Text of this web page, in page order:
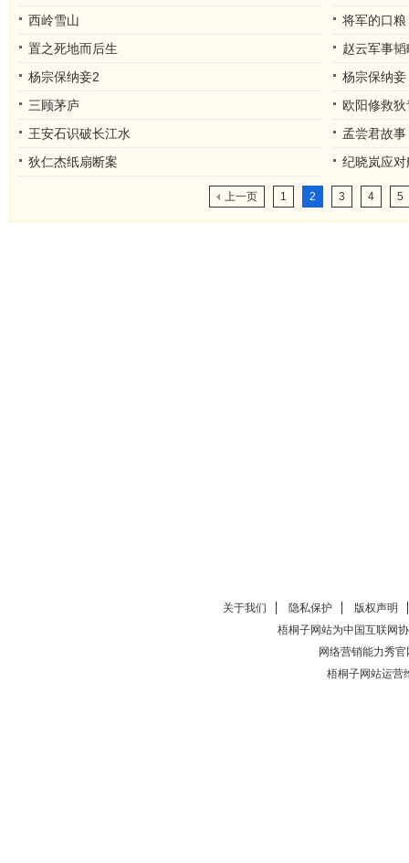
西岭雪山
将军的口粮
置之死地而后生
赵云军事韬
杨宗保纳妾2
杨宗保纳妾
三顾茅庐
欧阳修救狄
王安石识破长江水
孟尝君故事
狄仁杰纸扇断案
纪晓岚应对
上一页 1 2 3 4 5
关于我们 隐私保护
版权声明
梧桐子网站为中国互联网
网络营销能力秀官
梧桐子网站运营